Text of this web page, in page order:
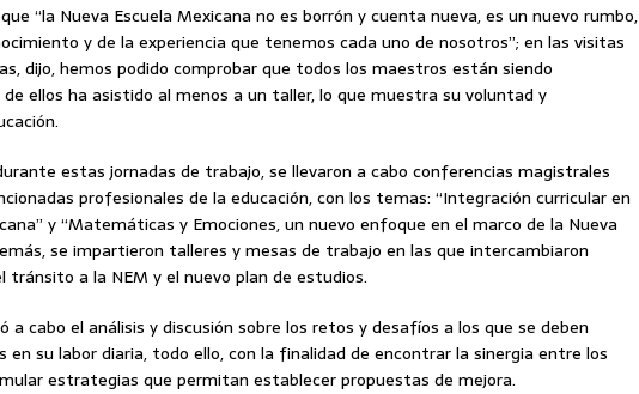
“la Nueva Escuela Mexicana no es borrón y cuenta nueva, es un nuevo rumbo,
y de la experiencia que tenemos cada uno de nosotros”; en las visitas
dijo, hemos podido comprobar que todos los maestros están siendo
ellos ha asistido al menos a un taller, lo que muestra su voluntad y
estas jornadas de trabajo, se llevaron a cabo conferencias magistrales
profesionales de la educación, con los temas: “Integración curricular en
y “Matemáticas y Emociones, un nuevo enfoque en el marco de la Nueva
se impartieron talleres y mesas de trabajo en las que intercambiaron
tránsito a la NEM y el nuevo plan de estudios.
a cabo el análisis y discusión sobre los retos y desafíos a los que se deben
su labor diaria, todo ello, con la finalidad de encontrar la sinergia entre los
estrategias que permitan establecer propuestas de mejora.